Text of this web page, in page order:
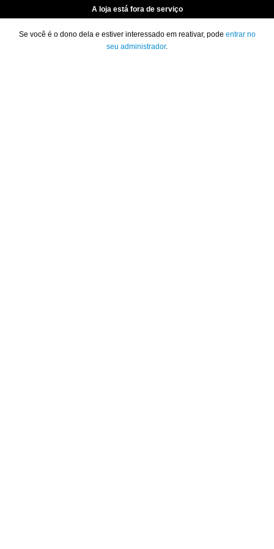
A loja está fora de serviço
Se você é o dono dela e estiver interessado em reativar, pode entrar no
seu administrador.